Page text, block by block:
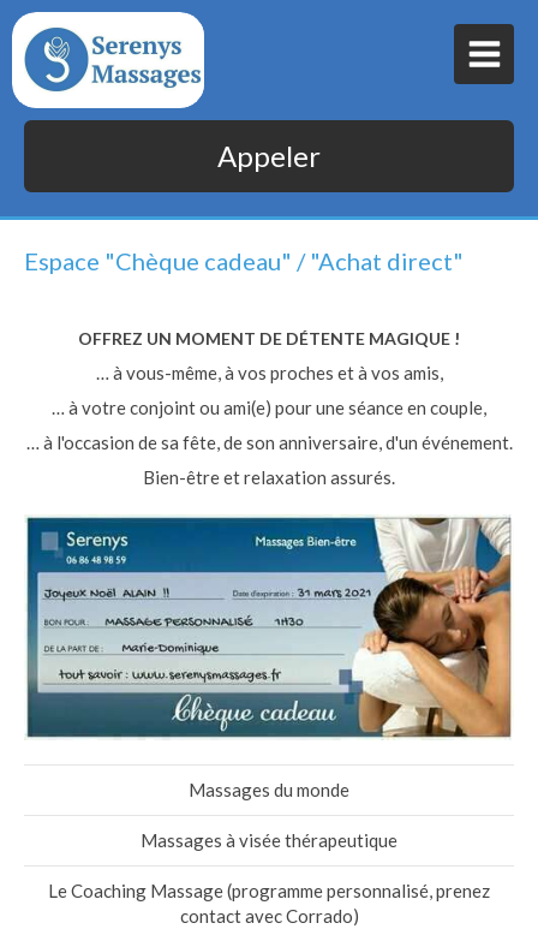
Appeler
Espace "Chèque cadeau" / "Achat direct"
OFFREZ UN MOMENT DE DÉTENTE MAGIQUE !
… à vous-même, à vos proches et à vos amis,
… à votre conjoint ou ami(e) pour une séance en couple,
… à l'occasion de sa fête, de son anniversaire, d'un événement.
Bien-être et relaxation assurés.
Massages du monde
Massages à visée thérapeutique
Le Coaching Massage (programme personnalisé, prenez
contact avec Corrado)